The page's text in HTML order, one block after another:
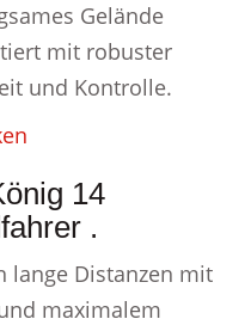
Gelände
mit robuster
und Kontrolle.
14
.
lange Distanzen mit
maximalem